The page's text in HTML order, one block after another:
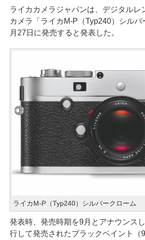
ライカカメラジャパンは、デジタルレ
カメラ「ライカM-P（Typ240）シル
月27日に発売すると発表した。
ライカM-P（Typ240）シルバークローム
発表時、発売時期を9月とアナウンス
行して発売されたブラックペイント（